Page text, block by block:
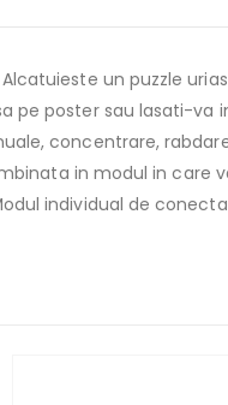
un puzzle
poster sau lasati-
concentrare,
in modul in care
individual de